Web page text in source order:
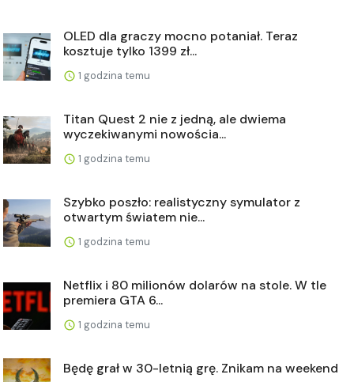
OLED dla graczy mocno potaniał. Teraz
kosztuje tylko 1399 zł...
1 godzina temu
Titan Quest 2 nie z jedną, ale dwiema
wyczekiwanymi nowościa...
1 godzina temu
Szybko poszło: realistyczny symulator z
otwartym światem nie...
1 godzina temu
Netflix i 80 milionów dolarów na stole. W tle
premiera GTA 6...
1 godzina temu
Będę grał w 30-letnią grę. Znikam na weekend